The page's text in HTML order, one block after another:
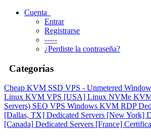
Cuenta
Entrar
Registrarse
-----
¿Perdiste la contraseña?
Categorías
Cheap KVM SSD VPS - Unmetered
Linux KVM VPS [USA] Linux NVMe
Servers) SEO VPS Windows KVM RDP
[Dallas, TX] Dedicated Servers [New York]
[Canada] Dedicated Servers [France]